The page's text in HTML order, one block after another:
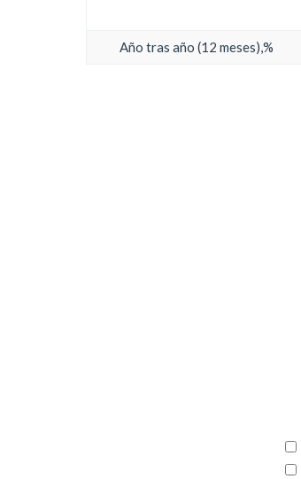
Año tras año (12 meses),%